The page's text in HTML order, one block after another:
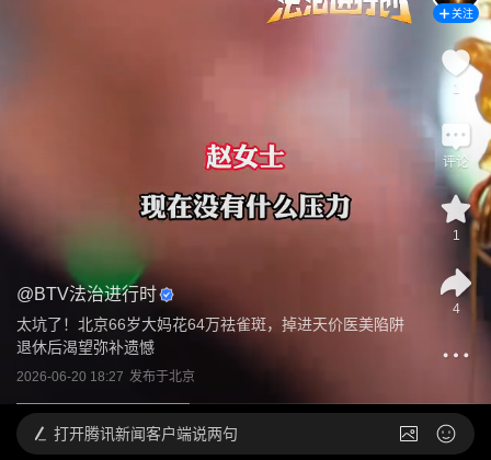
@BTV法治进行时
太坑了！北京66岁大妈花64万祛雀斑，掉进天价医美陷阱
退休后渴望弥补遗憾
2026-06-20 18:27 发布于北京
关注
1
评论
1
4
打开腾讯新闻客户端说两句